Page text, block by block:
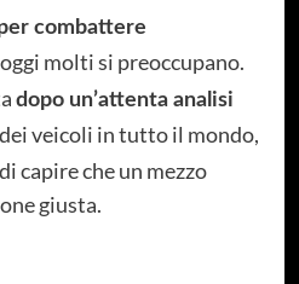
combattere
molti si preoccupano.
dopo un’attenta analisi
veicoli in tutto il mondo,
capire che un mezzo
giusta.